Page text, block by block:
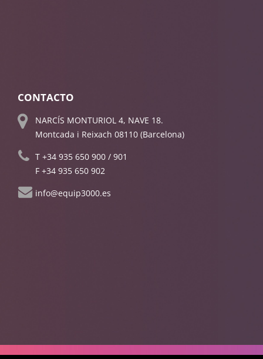
CONTACTO
NARCÍS MONTURIOL 4, NAVE 18.
Montcada i Reixach 08110 (Barcelona)
T +34 935 650 900 / 901
F +34 935 650 902
info@equip3000.es